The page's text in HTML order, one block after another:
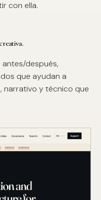
con ella.
después,
que ayudan a
narrativo y técnico que